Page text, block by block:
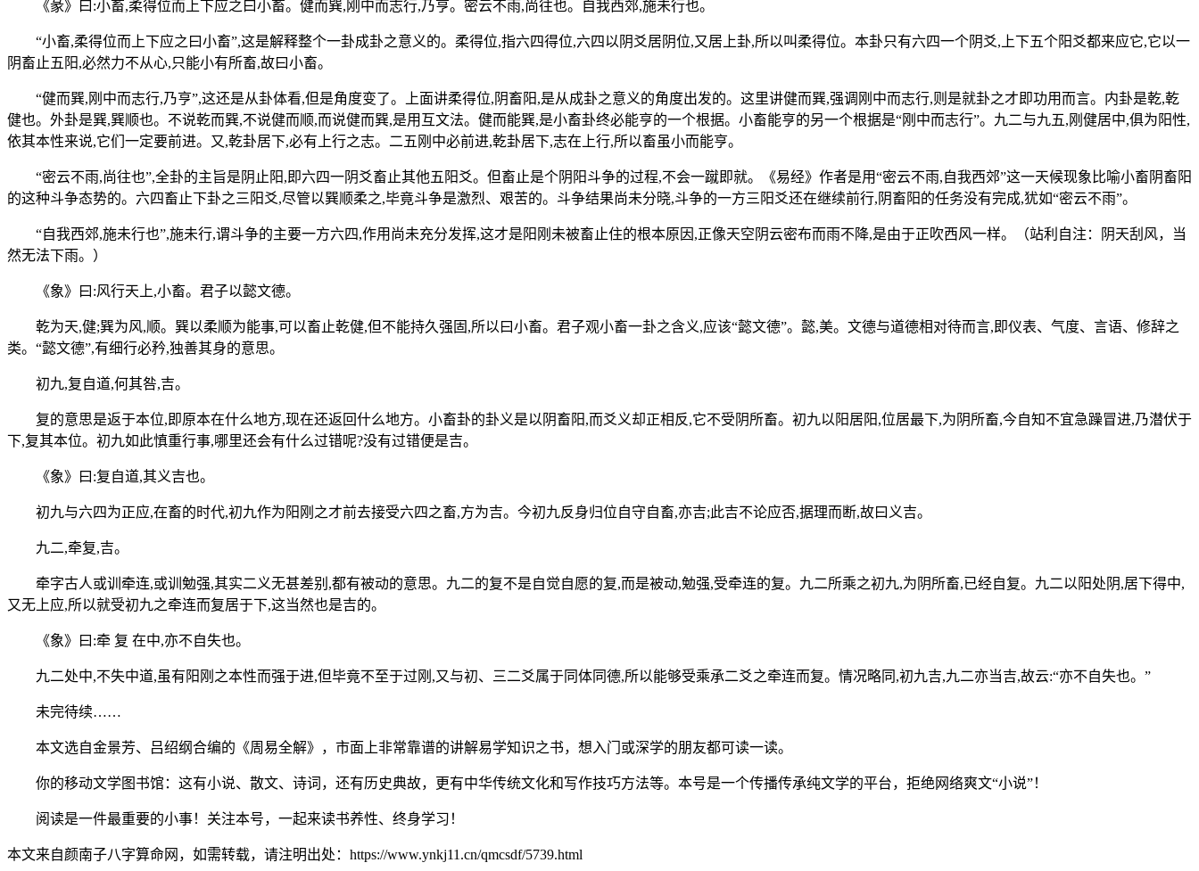
《彖》曰:小畜,柔得位而上下应之曰小畜。健而巽,刚中而志行,乃亨。密云不雨,尚往也。自我西郊,施未行也。
“小畜,柔得位而上下应之曰小畜”,这是解释整个一卦成卦之意义的。柔得位,指六四得位,六四以阴爻居阴位,又居上卦,所以叫柔得位。本卦只有六四一个阴爻,上下五个阳爻都来应它,它以一
阴畜止五阳,必然力不从心,只能小有所畜,故曰小畜。
“健而巽,刚中而志行,乃亨”,这还是从卦体看,但是角度变了。上面讲柔得位,阴畜阳,是从成卦之意义的角度出发的。这里讲健而巽,强调刚中而志行,则是就卦之才即功用而言。内卦是乾,乾
健也。外卦是巽,巽顺也。不说乾而巽,不说健而顺,而说健而巽,是用互文法。健而能巽,是小畜卦终必能亨的一个根据。小畜能亨的另一个根据是“刚中而志行”。九二与九五,刚健居中,俱为阳性,
依其本性来说,它们一定要前进。又,乾卦居下,必有上行之志。二五刚中必前进,乾卦居下,志在上行,所以畜虽小而能亨。
“密云不雨,尚往也”,全卦的主旨是阴止阳,即六四一阴爻畜止其他五阳爻。但畜止是个阴阳斗争的过程,不会一蹴即就。《易经》作者是用“密云不雨,自我西郊”这一天候现象比喻小畜阴畜阳
的这种斗争态势的。六四畜止下卦之三阳爻,尽管以巽顺柔之,毕竟斗争是激烈、艰苦的。斗争结果尚未分晓,斗争的一方三阳爻还在继续前行,阴畜阳的任务没有完成,犹如“密云不雨”。
“自我西郊,施未行也”,施未行,谓斗争的主要一方六四,作用尚未充分发挥,这才是阳刚未被畜止住的根本原因,正像天空阴云密布而雨不降,是由于正吹西风一样。（站利自注：阴天刮风，当
然无法下雨。）
《象》曰:风行天上,小畜。君子以懿文德。
乾为天,健;巽为风,顺。巽以柔顺为能事,可以畜止乾健,但不能持久强固,所以曰小畜。君子观小畜一卦之含义,应该“懿文德”。懿,美。文德与道德相对待而言,即仪表、气度、言语、修辞之
类。“懿文德”,有细行必矜,独善其身的意思。
初九,复自道,何其咎,吉。
复的意思是返于本位,即原本在什么地方,现在还返回什么地方。小畜卦的卦义是以阴畜阳,而爻义却正相反,它不受阴所畜。初九以阳居阳,位居最下,为阴所畜,今自知不宜急躁冒进,乃潜伏于
下,复其本位。初九如此慎重行事,哪里还会有什么过错呢?没有过错便是吉。
《象》曰:复自道,其义吉也。
初九与六四为正应,在畜的时代,初九作为阳刚之才前去接受六四之畜,方为吉。今初九反身归位自守自畜,亦吉;此吉不论应否,据理而断,故曰义吉。
九二,牵复,吉。
牵字古人或训牵连,或训勉强,其实二义无甚差别,都有被动的意思。九二的复不是自觉自愿的复,而是被动,勉强,受牵连的复。九二所乘之初九,为阴所畜,已经自复。九二以阳处阴,居下得中,
又无上应,所以就受初九之牵连而复居于下,这当然也是吉的。
《象》曰:牵 复 在中,亦不自失也。
九二处中,不失中道,虽有阳刚之本性而强于进,但毕竟不至于过刚,又与初、三二爻属于同体同德,所以能够受乘承二爻之牵连而复。情况略同,初九吉,九二亦当吉,故云:“亦不自失也。”
未完待续……
本文选自金景芳、吕绍纲合编的《周易全解》，市面上非常靠谱的讲解易学知识之书，想入门或深学的朋友都可读一读。
你的移动文学图书馆：这有小说、散文、诗词，还有历史典故，更有中华传统文化和写作技巧方法等。本号是一个传播传承纯文学的平台，拒绝网络爽文“小说”！
阅读是一件最重要的小事！关注本号，一起来读书养性、终身学习！
本文来自颜南子八字算命网，如需转载，请注明出处：https://www.ynkj11.cn/qmcsdf/5739.html